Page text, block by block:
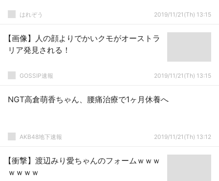
はれぞう 2019/11/21(Th) 13:15
【画像】人の顔よりでかいクモがオーストラ
リア発見される！
GOSSIP速報 2019/11/21(Th) 13:15
NGT高倉萌香ちゃん、腰痛治療で1ヶ月休養へ
AKB48地下速報 2019/11/21(Th) 13:12
【衝撃】渡辺みり愛ちゃんのフォームｗｗｗ
ｗｗｗｗ